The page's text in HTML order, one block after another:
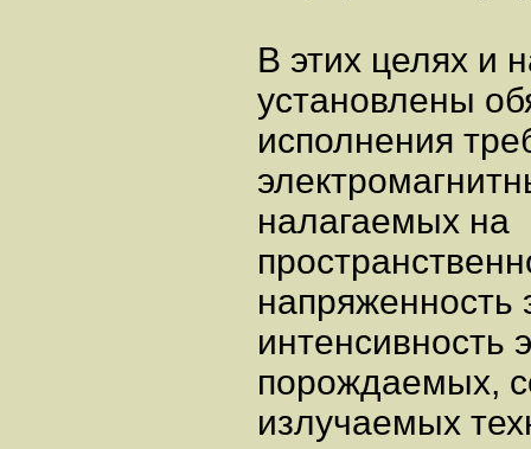
В этих целях и
установлены
исполнения
налагаемых на
напряженность
интенсивность
порождаемых,
излучаемых